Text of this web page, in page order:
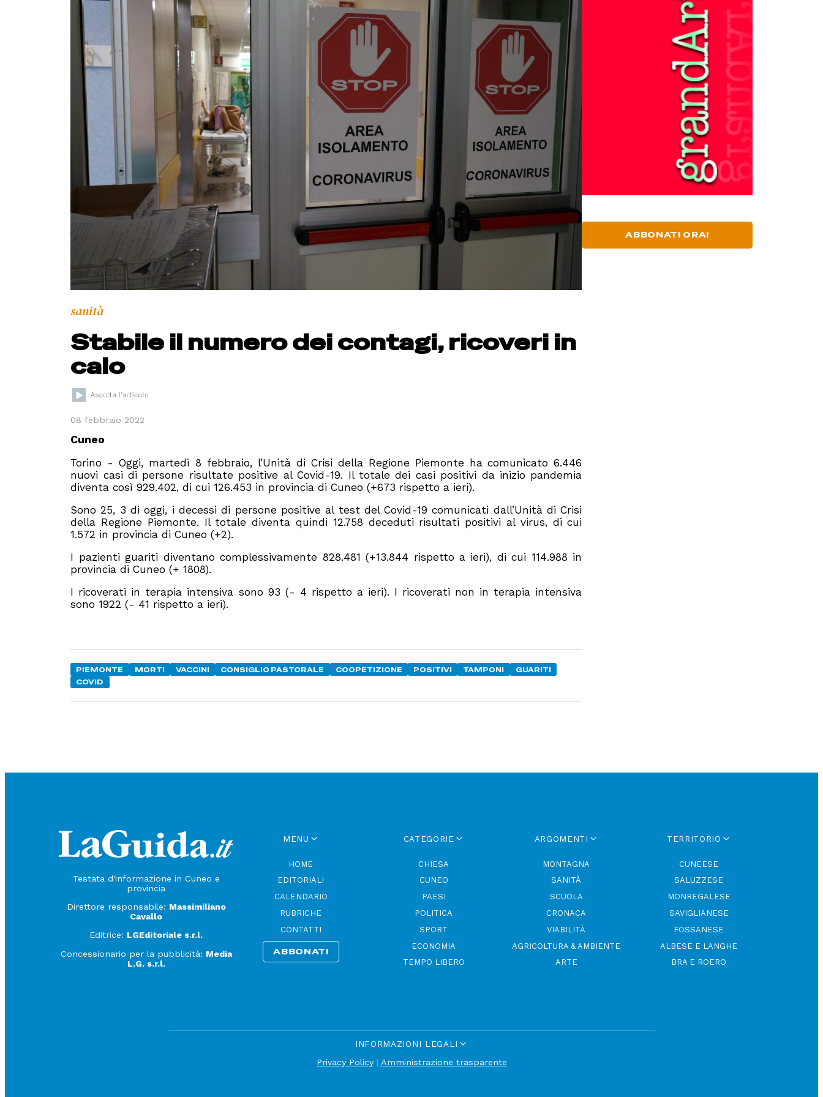
sanità
Stabile il numero dei contagi, ricoveri in
calo
08 febbraio 2022
Cuneo
Torino - Oggi, martedì 8 febbraio, l’Unità di Crisi della Regione Piemonte ha comunicato 6.446
nuovi casi di persone risultate positive al Covid-19. Il totale dei casi positivi da inizio pandemia
diventa così 929.402, di cui 126.453 in provincia di Cuneo (+673 rispetto a ieri).
Sono 25, 3 di oggi, i decessi di persone positive al test del Covid-19 comunicati dall’Unità di Crisi
della Regione Piemonte. Il totale diventa quindi 12.758 deceduti risultati positivi al virus, di cui
1.572 in provincia di Cuneo (+2).
I pazienti guariti diventano complessivamente 828.481 (+13.844 rispetto a ieri), di cui 114.988 in
provincia di Cuneo (+ 1808).
I ricoverati in terapia intensiva sono 93 (- 4 rispetto a ieri). I ricoverati non in terapia intensiva
sono 1922 (- 41 rispetto a ieri).
PIEMONTE MORTI VACCINI CONSIGLIO PASTORALE COOPETIZIONE POSITIVI TAMPONI
GUARITI
COVID
ABBONATI ORA!
Testata d'informazione in Cuneo e
provincia
Direttore responsabile: Massimiliano
Cavallo
Editrice: LGEditoriale s.r.l.
Concessionario per la pubblicità: Media
L.G. s.r.l.
MENU
HOME
EDITORIALI
CALENDARIO
RUBRICHE
CONTATTI
ABBONATI
CATEGORIE
CHIESA
CUNEO
PAESI
POLITICA
SPORT
ECONOMIA
TEMPO LIBERO
ARGOMENTI
MONTAGNA
SANITÀ
SCUOLA
CRONACA
VIABILITÀ
AGRICOLTURA & AMBIENTE
ARTE
TERRITORIO
CUNEESE
SALUZZESE
MONREGALESE
SAVIGLIANESE
FOSSANESE
ALBESE E LANGHE
BRA E ROERO
INFORMAZIONI LEGALI
Privacy Policy| Amministrazione trasparente